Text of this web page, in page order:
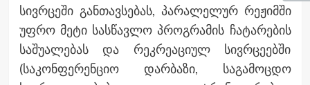
სივრცეში განთავსებას, პარალელურ რეჟიმში
უფრო მეტი სასწავლო პროგრამის ჩატარების
საშუალებას და რეკრეაციულ სივრცეებში
(საკონფერენციო დარბაზი, საგამოცდო